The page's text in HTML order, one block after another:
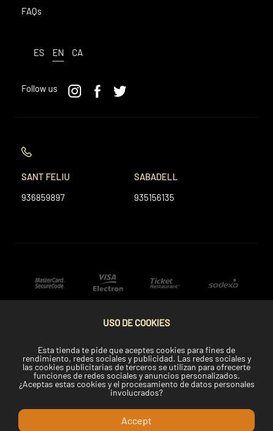
FAQs
ES EN CA
Follow us
SANT FELIU
936859897
SABADELL
935156135
Copyright © 2022 Telemaki.com.
USO DE COOKIES
Esta tienda te pide que aceptes cookies para fines de
rendimiento, redes sociales y publicidad. Las redes sociales y
las cookies publicitarias de terceros se utilizan para ofrecerte
funciones de redes sociales y anuncios personalizados.
¿Aceptas estas cookies y el procesamiento de datos personales
involucrados?
Accept